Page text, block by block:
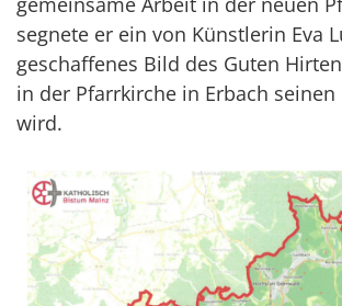
segnete er ein von Künstlerin Eva
geschaffenes Bild des Guten
in der Pfarrkirche in Erbach seinen
wird.